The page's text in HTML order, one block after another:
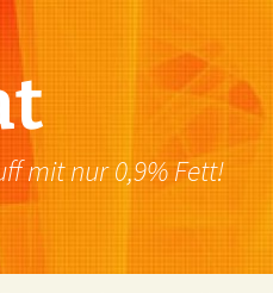
mit nur 0,9% Fett!